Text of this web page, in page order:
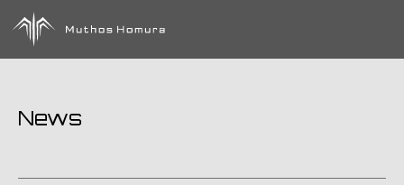
News